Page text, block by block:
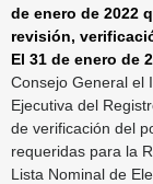
de enero de 2022
revisión,
El 31 de enero de
Consejo General el
Ejecutiva del
de verificación del
requeridas para la
Lista Nominal de